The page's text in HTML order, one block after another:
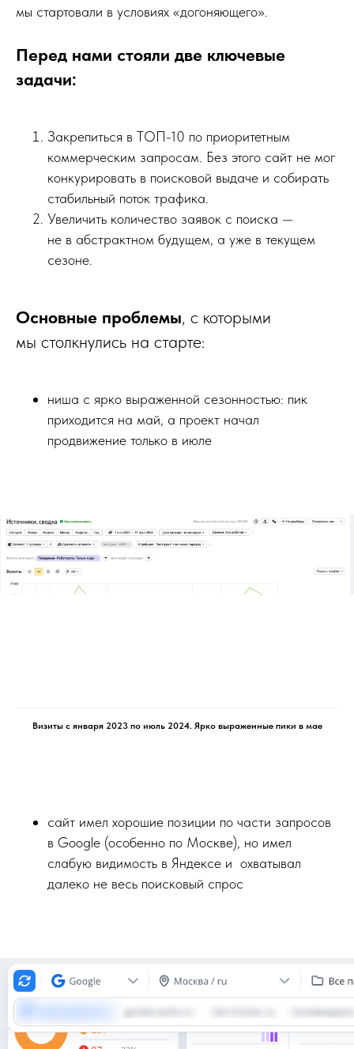
мы стартовали в условиях «догоняющего».
Перед нами стояли две ключевые
задачи:
Закрепиться в ТОП-10 по приоритетным
коммерческим запросам. Без этого сайт не мог
конкурировать в поисковой выдаче и собирать
стабильный поток трафика.
Увеличить количество заявок с поиска —
не в абстрактном будущем, а уже в текущем
сезоне.
Основные проблемы, с которыми
мы столкнулись на старте:
ниша с ярко выраженной сезонностью: пик
приходится на май, а проект начал
продвижение только в июле
Визиты с января 2023 по июль 2024. Ярко выраженные пики в мае
сайт имел хорошие позиции по части запросов
в Google (особенно по Москве), но имел
слабую видимость в Яндексе и охватывал
далеко не весь поисковый спрос